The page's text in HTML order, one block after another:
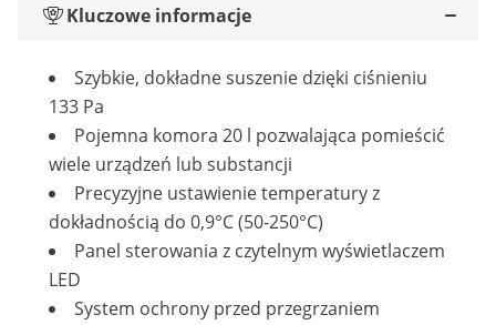
Kluczowe informacje
Szybkie, dokładne suszenie dzięki ciśnieniu
133 Pa
Pojemna komora 20 l pozwalająca pomieścić
wiele urządzeń lub substancji
Precyzyjne ustawienie temperatury z
dokładnością do 0,9°C (50-250°C)
Panel sterowania z czytelnym wyświetlaczem
LED
System ochrony przed przegrzaniem